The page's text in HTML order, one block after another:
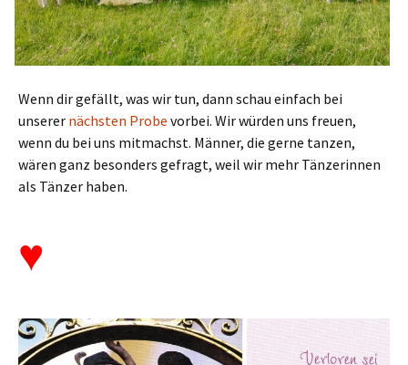
Wenn dir gefällt, was wir tun, dann schau einfach bei
unserer nächsten Probe vorbei. Wir würden uns freuen,
wenn du bei uns mitmachst. Männer, die gerne tanzen,
wären ganz besonders gefragt, weil wir mehr Tänzerinnen
als Tänzer haben.
♥